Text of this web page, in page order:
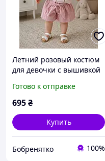
Летний розовый костюм
для девочки с вышивкой
Готово к отправке
695₴
Купить
Бобренятко 100%